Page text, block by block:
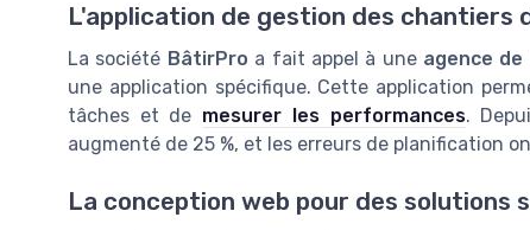
L'application de gestion des chantiers
La société BâtirPro a fait appel à une agence
une application spécifique. Cette application
tâches et de mesurer les performances.
augmenté de 25 %, et les erreurs de planification
La conception web pour des solutions